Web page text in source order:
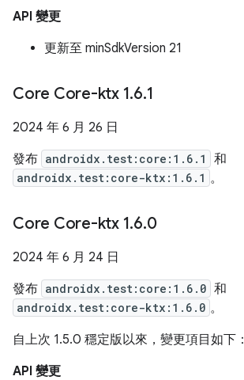
API 變更
更新至 minSdkVersion 21
Core Core-ktx 1.6.1
2024 年 6 月 26 日
發布 androidx.test:core:1.6.1 和
androidx.test:core-ktx:1.6.1 。
Core Core-ktx 1.6.0
2024 年 6 月 24 日
發布 androidx.test:core:1.6.0 和
androidx.test:core-ktx:1.6.0 。
自上次 1.5.0 穩定版以來，變更項目如下：
API 變更